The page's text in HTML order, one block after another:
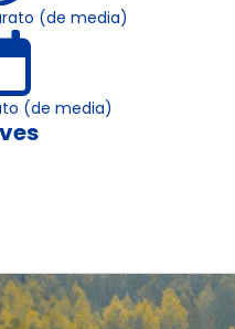
(de media)
(de media)